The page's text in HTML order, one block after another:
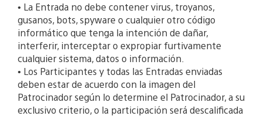
• La Entrada no debe contener virus, troyanos,
gusanos, bots, spyware o cualquier otro código
informático que tenga la intención de dañar,
interferir, interceptar o expropiar furtivamente
cualquier sistema, datos o información.
• Los Participantes y todas las Entradas enviadas
deben estar de acuerdo con la imagen del
Patrocinador según lo determine el Patrocinador, a su
exclusivo criterio, o la participación será descalificada